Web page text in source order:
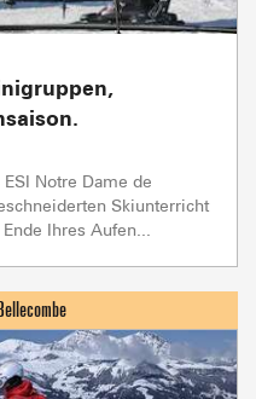
Notre Dame de
Skiunterricht
Ihres Aufen...